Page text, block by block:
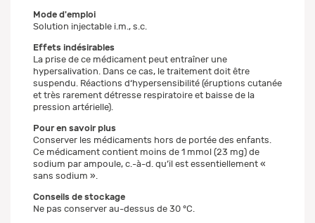
Mode d'emploi
Solution injectable i.m., s.c.
Effets indésirables
La prise de ce médicament peut entraîner une
hypersalivation. Dans ce cas, le traitement doit être
suspendu. Réactions d‘hypersensibilité (éruptions cutanée
et très rarement détresse respiratoire et baisse de la
pression artérielle).
Pour en savoir plus
Conserver les médicaments hors de portée des enfants.
Ce médicament contient moins de 1 mmol (23 mg) de
sodium par ampoule, c.-à-d. qu’il est essentiellement «
sans sodium ».
Conseils de stockage
Ne pas conserver au-dessus de 30 °C.